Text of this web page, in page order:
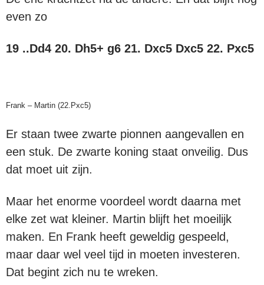
even zo
19 ..Dd4 20. Dh5+ g6 21. Dxc5 Dxc5 22. Pxc5
Frank – Martin (22.Pxc5)
Er staan twee zwarte pionnen aangevallen en
een stuk. De zwarte koning staat onveilig. Dus
dat moet uit zijn.
Maar het enorme voordeel wordt daarna met
elke zet wat kleiner. Martin blijft het moeilijk
maken. En Frank heeft geweldig gespeeld,
maar daar wel veel tijd in moeten investeren.
Dat begint zich nu te wreken.